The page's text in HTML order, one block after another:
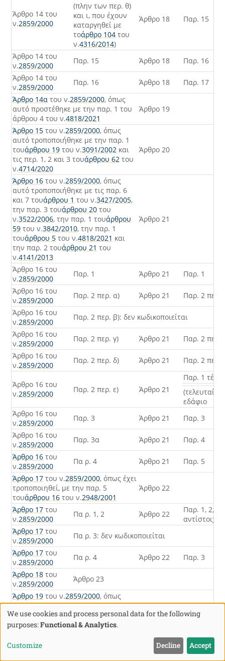
Άρθρο 14 του
ν.2859/2000 Άρθρο 18 Παρ. 15
(πλην των περ. θ)
και ι, που έχουν
καταργηθεί με
τοάρθρο 104 του
ν.4316/2014)
Άρθρο 14 του
ν.2859/2000
Παρ. 15 Άρθρο 18
Παρ. 16
Άρθρο 14 του
ν.2859/2000
Παρ. 16 Άρθρο 18
Παρ. 17
Άρθρο 14α του ν.2859/2000, όπως
αυτό προστέθηκε με την παρ. 1 του
άρθρου 4 του ν.4818/2021
Άρθρο 19
Άρθρο 15 του ν.2859/2000, όπως
αυτό τροποποιήθηκε με την παρ. 1
τουάρθρου 19 του ν.3091/2002 και
τις περ. 1, 2 και 3 τουάρθρου 62 του
ν.4714/2020
Άρθρο 20
Άρθρο 16 του ν.2859/2000, όπως
αυτό τροποποιήθηκε με τις παρ. 6
και 7 τουάρθρου 1 του ν.3427/2005,
την παρ. 3 τουάρθρου 20 του
ν.3522/2006, την παρ. 1 τουάρθρου
59 του ν.3842/2010, την παρ. 1
τουάρθρου 5 του ν.4818/2021 και
την παρ. 2 τουάρθρου 21 του
ν.4141/2013
Άρθρο 21
Άρθρο 16 του
ν.2859/2000
Παρ. 1 Άρθρο 21
Παρ. 1
Άρθρο 16 του
ν.2859/2000
Παρ. 2 περ. α) Άρθρο 21
Παρ. 2 περ.
Άρθρο 16 του
ν.2859/2000
Παρ. 2 περ. β): δεν κωδικοποιείται
Άρθρο 16 του
ν.2859/2000
Παρ. 2 περ. γ) Άρθρο 21
Παρ. 2 περ.
Άρθρο 16 του
ν.2859/2000
Παρ. 2 περ. δ) Άρθρο 21 Παρ. 2 περ.
Άρθρο 16 του
ν.2859/2000 Παρ. 2 περ. ε) Άρθρο 21
Παρ. 1
(τελευταίο)
εδάφιο
Άρθρο 16 του
ν.2859/2000
Παρ. 3 Άρθρο 21
Παρ. 3
Άρθρο 16 του
ν.2859/2000
Παρ. 3α Άρθρο 21
Παρ. 4
Άρθρο 16 του
ν.2859/2000
Πα ρ. 4 Άρθρο 21
Παρ. 5
Άρθρο 17 του ν.2859/2000, όπως έχει
τροποποιηθεί, με την παρ. 5
τουάρθρου 16 του ν.2948/2001
Άρθρο 22
Άρθρο 17 του
ν.2859/2000
Πα ρ. 1, 2 Άρθρο 22
Παρ. 1, 2,
αντίστοιχα
Άρθρο 17 του
ν.2859/2000
Πα ρ. 3: δεν κωδικοποιείται
Άρθρο 17 του
ν.2859/2000
Πα ρ. 4 Άρθρο 22
Παρ. 3
Άρθρο 18 του
ν.2859/2000
Άρθρο 23
Άρθρο 19 του ν.2859/2000, όπως
αυτό τροποποιήθηκε με την παρ. 6
τουάρθρου 16του ν.2948/2001, με
την παρ. 3 τουάρθρου 19του
ν.3427/2005
Use
of
personal
We use cookies and process personal data for the following
purposes:Functional & Analytics.
Customize Decline Accept